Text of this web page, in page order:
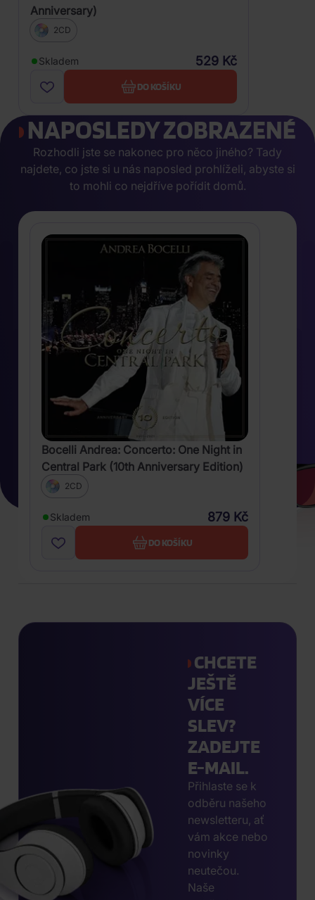
Anniversary)
2CD
Skladem 529 Kč
DO KOŠÍKU
NAPOSLEDY ZOBRAZENÉ
Rozhodli jste se nakonec pro něco jiného? Tady
najdete, co jste si u nás naposled prohlíželi, abyste si
to mohli co nejdříve pořídit domů.
Bocelli Andrea: Concerto: One Night in
Central Park (10th Anniversary Edition)
2CD
Skladem 879 Kč
DO KOŠÍKU
CHCETE
JEŠTĚ
VÍCE
SLEV?
ZADEJTE
E-MAIL.
Přihlaste se k
odběru našeho
newsletteru, ať
vám akce nebo
novinky
neutečou.
Naše